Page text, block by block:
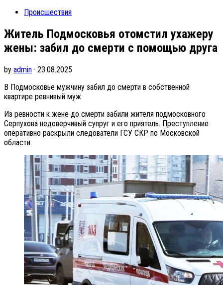
Происшествия
Житель Подмосковья отомстил ухажеру
жены: забил до смерти с помощью друга
by admin · 23.08.2025
В Подмосковье мужчину забил до смерти в собственной
квартире ревнивый муж
Из ревности к жене до смерти забили жителя подмосковного
Серпухова недоверчивый супруг и его приятель. Преступление
оперативно раскрыли следователи ГСУ СКР по Московской
области.